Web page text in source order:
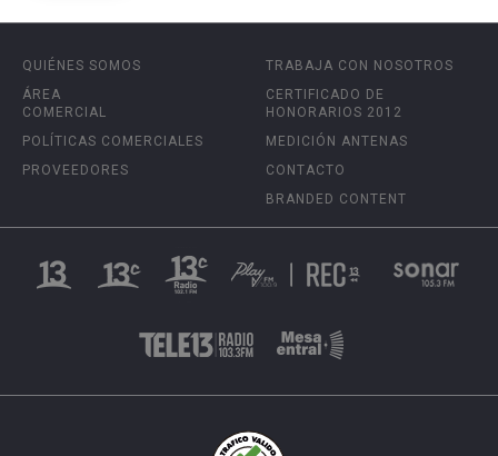
QUIÉNES SOMOS
ÁREA
COMERCIAL
POLÍTICAS COMERCIALES
PROVEEDORES
TRABAJA CON NOSOTROS
CERTIFICADO DE
HONORARIOS 2012
MEDICIÓN ANTENAS
CONTACTO
BRANDED CONTENT